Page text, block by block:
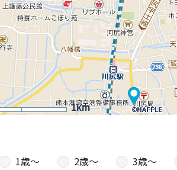
1km
1歳〜 2歳〜 3歳〜